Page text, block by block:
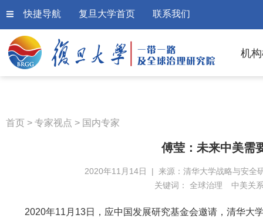
快捷导航 复旦大学首页 联系我们
机
首页 > 专家视点 > 国内专家
傅莹：未来中美需
2020年11月14日 | 来源：清华大学战略与安全
关键词： 全球治理 中美关
2020年11月13日，应中国发展研究基金会邀请，清华大